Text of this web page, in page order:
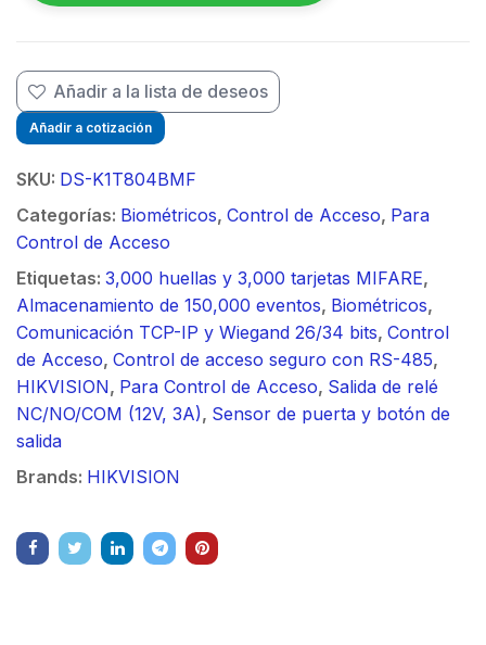
Añadir a la lista de deseos
Añadir a cotización
SKU: DS-K1T804BMF
Categorías: Biométricos, Control de Acceso, Para
Control de Acceso
Etiquetas: 3,000 huellas y 3,000 tarjetas MIFARE,
Almacenamiento de 150,000 eventos, Biométricos,
Comunicación TCP-IP y Wiegand 26/34 bits, Control
de Acceso, Control de acceso seguro con RS-485,
HIKVISION, Para Control de Acceso, Salida de relé
NC/NO/COM (12V, 3A), Sensor de puerta y botón de
salida
Brands: HIKVISION